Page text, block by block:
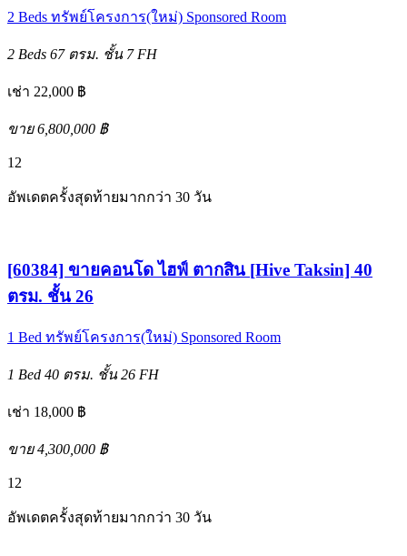
2 Beds ทรัพย์โครงการ(ใหม่) Sponsored Room
2 Beds 67 ตรม. ชั้น 7 FH
เช่า 22,000 ฿
ขาย 6,800,000 ฿
12
อัพเดตครั้งสุดท้ายมากกว่า 30 วัน
[60384] ขายคอนโด ไฮฟ์ ตากสิน [Hive Taksin] 40
ตรม. ชั้น 26
1 Bed ทรัพย์โครงการ(ใหม่) Sponsored Room
1 Bed 40 ตรม. ชั้น 26 FH
เช่า 18,000 ฿
ขาย 4,300,000 ฿
12
อัพเดตครั้งสุดท้ายมากกว่า 30 วัน